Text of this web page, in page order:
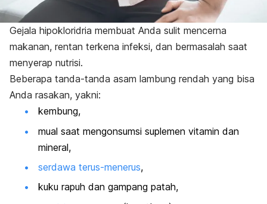
Gejala hipokloridria membuat Anda sulit mencerna
makanan, rentan terkena infeksi, dan bermasalah saat
menyerap nutrisi.
Beberapa tanda-tanda asam lambung rendah yang bisa
Anda rasakan, yakni:
kembung,
mual saat mengonsumsi suplemen vitamin dan
mineral,
serdawa terus-menerus,
kuku rapuh dan gampang patah,